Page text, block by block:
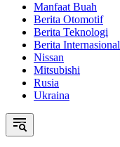
Manfaat Buah
Berita Otomotif
Berita Teknologi
Berita Internasional
Nissan
Mitsubishi
Rusia
Ukraina